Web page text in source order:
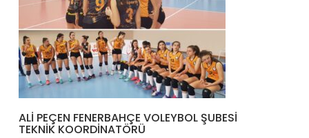
ALI PEÇEN FENERBAHÇE VOLEYBOL ŞUBESI
TEKNIK KOORDINATÖRÜ